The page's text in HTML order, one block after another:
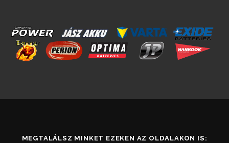
MEGTALÁLSZ MINKET EZEKEN AZ OLDALAKON IS: